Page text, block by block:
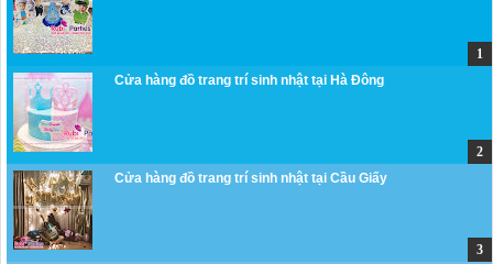
Cửa hàng đồ trang trí sinh nhật tại Hà Đông
Cửa hàng đồ trang trí sinh nhật tại Cầu Giấy